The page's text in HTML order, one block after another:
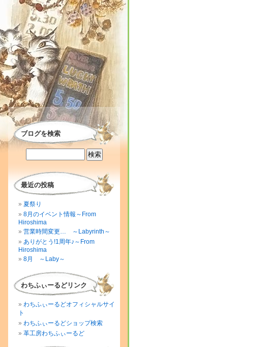
ブログを検索
最近の投稿
夏祭り
8月のイベント情報～From
Hiroshima
営業時間変更… ～Labyrinth～
ありがとう!1周年♪～From
Hiroshima
8月 ～Laby～
わちふぃーるどリンク
わちふぃーるどオフィシャルサイ
ト
わちふぃーるどショップ検索
革工房わちふぃーるど